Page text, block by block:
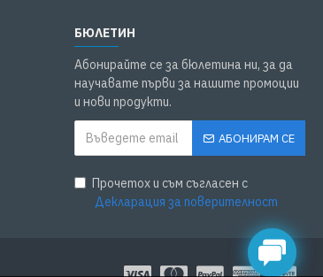
БЮЛЕТИН
Абонирайте се за бюлетина ни, за да
научавате първи за нашите промоции
и нови продукти.
АБОНИРАМ СЕ
Прочетох и съм съгласен с
Декларация за поверителност